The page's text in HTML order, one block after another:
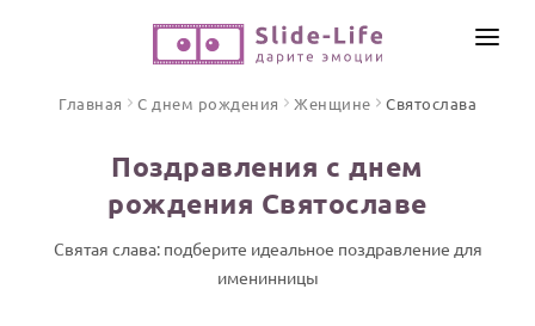
ПО ФОРМАТУ
Видео поздравления
Песни поздравления
ИНСТРУМЕНТЫ
Главная С днем рождения Женщине Святослава
Поздравления с днем
рождения Святославе
Святая слава: подберите идеальное поздравление для
именинницы